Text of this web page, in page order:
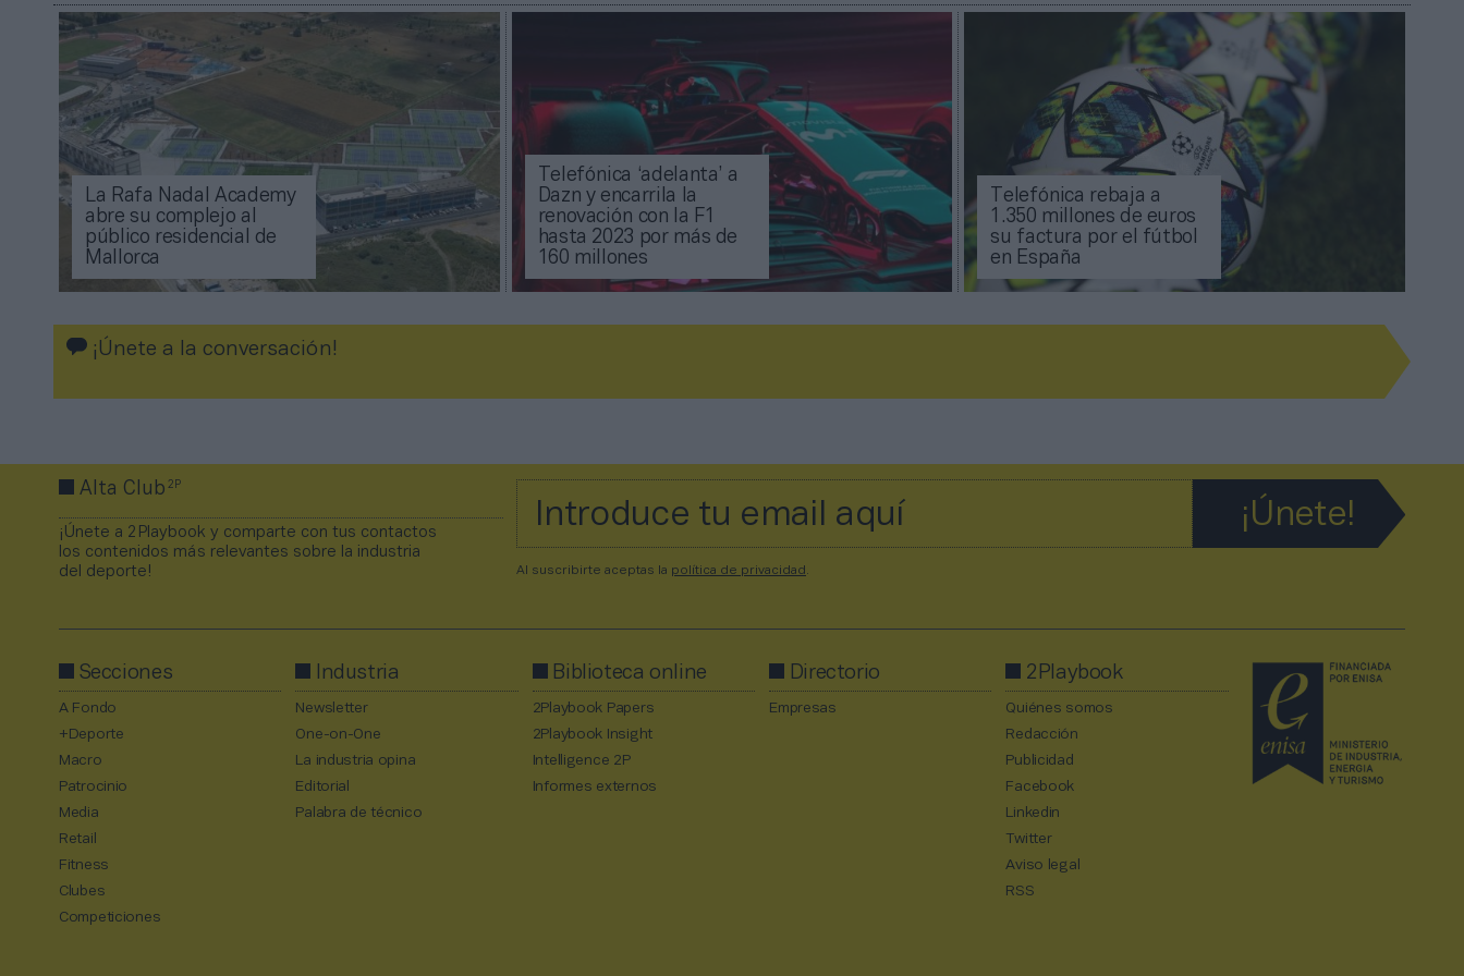
La Rafa Nadal Academy
abre su complejo al
público residencial de
Mallorca
Telefónica ‘adelanta’ a
Dazn y encarrila la
renovación con la F1
hasta 2023 por más de
160 millones
Telefónica rebaja a
1.350 millones de euros
su factura por el fútbol
en España
¡Únete a la conversación!
Alta Club2P
¡Únete a 2Playbook y comparte con tus contactos
los contenidos más relevantes sobre la industria
del deporte!
Al suscribirte aceptas la política de privacidad
Secciones
A Fondo
+Deporte
Macro
Patrocinio
Media
Retail
Fitness
Clubes
Competiciones
Industria
Newsletter
One-on-One
La industria opina
Editorial
Palabra de técnico
Biblioteca online
2Playbook Papers
2Playbook Insight
Intelligence 2P
Informes externos
Directorio
Empresas
2Playbook
Quiénes somos
Redacción
Publicidad
Facebook
Linkedin
Twitter
Aviso legal
RSS